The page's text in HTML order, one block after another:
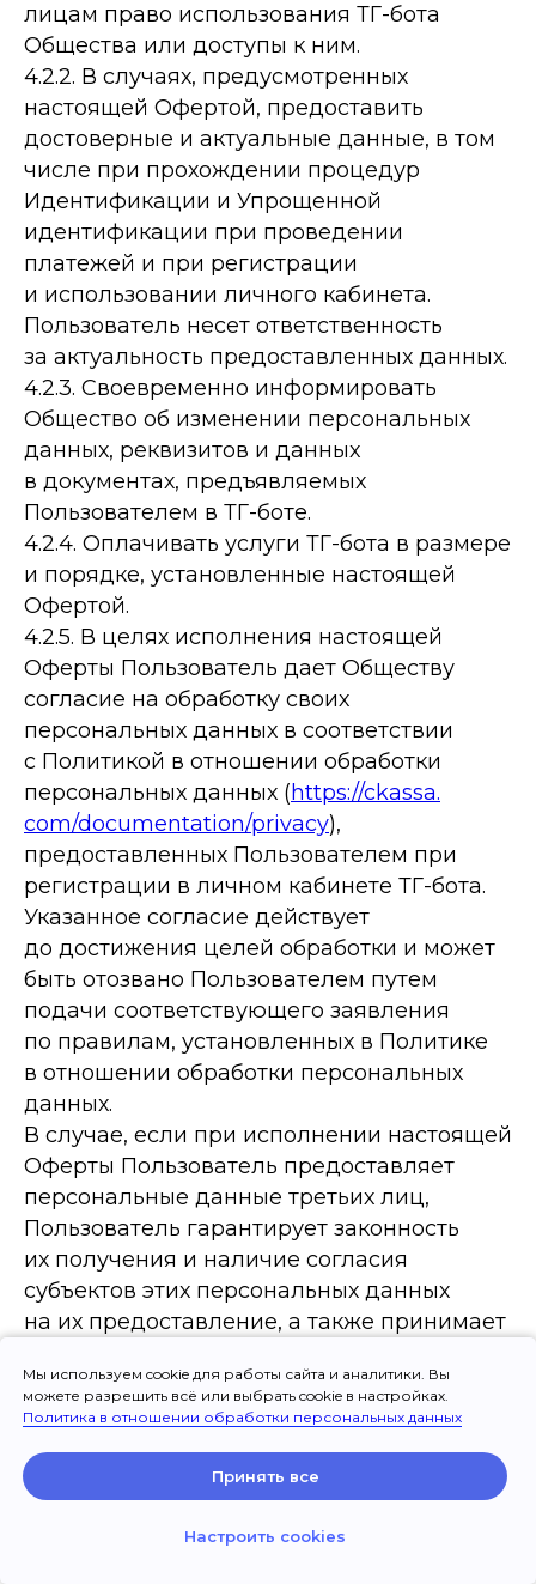
лицам право использования ТГ-бота
Общества или доступы к ним.
4.2.2. В случаях, предусмотренных
настоящей Офертой, предоставить
достоверные и актуальные данные, в том
числе при прохождении процедур
Идентификации и Упрощенной
идентификации при проведении
платежей и при регистрации
и использовании личного кабинета.
Пользователь несет ответственность
за актуальность предоставленных данных.
4.2.3. Своевременно информировать
Общество об изменении персональных
данных, реквизитов и данных
в документах, предъявляемых
Пользователем в ТГ-боте.
4.2.4. Оплачивать услуги ТГ-бота в размере
и порядке, установленные настоящей
Офертой.
4.2.5. В целях исполнения настоящей
Оферты Пользователь дает Обществу
согласие на обработку своих
персональных данных в соответствии
с Политикой в отношении обработки
персональных данных (https://ckassa.
com/documentation/privacy),
предоставленных Пользователем при
регистрации в личном кабинете ТГ-бота.
Указанное согласие действует
до достижения целей обработки и может
быть отозвано Пользователем путем
подачи соответствующего заявления
по правилам, установленных в Политике
в отношении обработки персональных
данных.
В случае, если при исполнении настоящей
Оферты Пользователь предоставляет
персональные данные третьих лиц,
Пользователь гарантирует законность
их получения и наличие согласия
субъектов этих персональных данных
на их предоставление, а также принимает
предоставления и соответствии
действительности указанных данных.
4.2.6. Пользователь в соответствии
со ст. 44.1 Федерального закона
от 07.07.2003 № 126-ФЗ «О связи» дает свое
согласие на получение Информационного
Мы используем cookie для работы сайта и аналитики. Вы
можете разрешить всё или выбрать cookie в настройках.
Политика в отношении обработки персональных данных
Принять все
Настроить cookies